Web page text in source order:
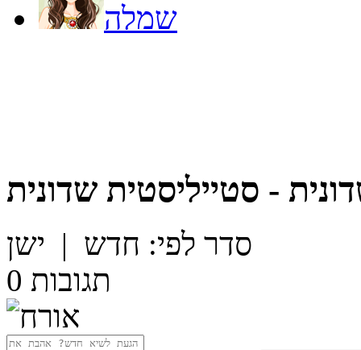
שמלה
- סטייליסטית שדונית
סדר לפי: חדש | ישן
0 תגובות